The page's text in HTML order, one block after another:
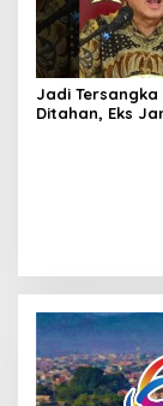
Jadi Tersangka
Ditahan, Eks